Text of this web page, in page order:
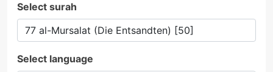
Select surah
Select language